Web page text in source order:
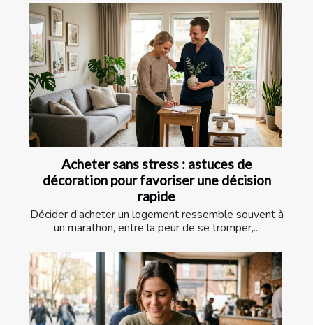
Acheter sans stress : astuces de
décoration pour favoriser une décision
rapide
Décider d’acheter un logement ressemble souvent à
un marathon, entre la peur de se tromper,...